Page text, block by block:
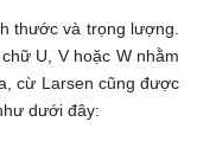
thước và trọng lượng.
U, V hoặc W nhằm
cừ Larsen cũng được
dưới đây: